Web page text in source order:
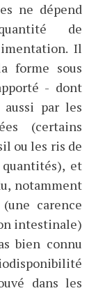
ne dépend
de
Il
forme sous
- dont
par les
(certains
ou les ris de
et
notamment
carence
intestinale)
bien connu
dans les